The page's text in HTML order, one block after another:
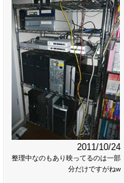
2011/10/24
整理中なのもあり映ってるのは一部
分だけですがねw